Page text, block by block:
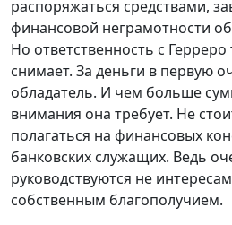
распоряжаться средствами,
финансовой неграмотности
Но ответственность с
снимает. За деньги в первую
обладатель. И чем больше
внимания она требует. Не
полагаться на финансовых
банковских служащих. Ведь
руководствуются не
собственным благополучием.